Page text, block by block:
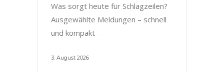
Was sorgt heute für Schlagzeilen?
Ausgewählte Meldungen – schnell
und kompakt –
3. August 2026